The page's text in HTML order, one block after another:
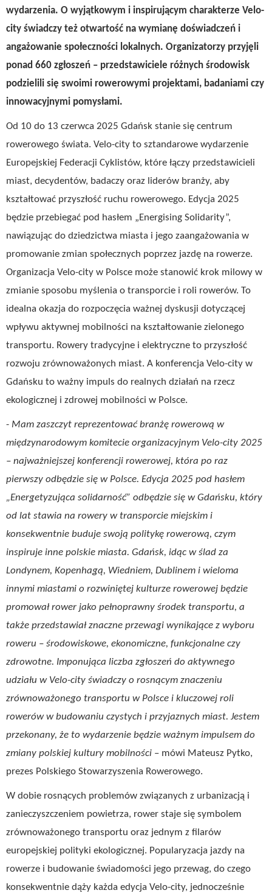
wydarzenia. O wyjątkowym i inspirującym charakterze Velo-
city świadczy też otwartość na wymianę doświadczeń i
angażowanie społeczności lokalnych. Organizatorzy przyjęli
ponad 660 zgłoszeń – przedstawiciele różnych środowisk
podzielili się swoimi rowerowymi projektami, badaniami czy
innowacyjnymi pomysłami.
Od 10 do 13 czerwca 2025 Gdańsk stanie się centrum
rowerowego świata. Velo-city to sztandarowe wydarzenie
Europejskiej Federacji Cyklistów, które łączy przedstawicieli
miast, decydentów, badaczy oraz liderów branży, aby
kształtować przyszłość ruchu rowerowego. Edycja 2025
będzie przebiegać pod hasłem „Energising Solidarity”,
nawiązując do dziedzictwa miasta i jego zaangażowania w
promowanie zmian społecznych poprzez jazdę na rowerze.
Organizacja Velo-city w Polsce może stanowić krok milowy w
zmianie sposobu myślenia o transporcie i roli rowerów. To
idealna okazja do rozpoczęcia ważnej dyskusji dotyczącej
wpływu aktywnej mobilności na kształtowanie zielonego
transportu. Rowery tradycyjne i elektryczne to przyszłość
rozwoju zrównoważonych miast. A konferencja Velo-city w
Gdańsku to ważny impuls do realnych działań na rzecz
ekologicznej i zdrowej mobilności w Polsce.
- Mam zaszczyt reprezentować branżę rowerową w
międzynarodowym komitecie organizacyjnym Velo-city 2025
– najważniejszej konferencji rowerowej, która po raz
pierwszy odbędzie się w Polsce. Edycja 2025 pod hasłem
„Energetyzująca solidarność” odbędzie się w Gdańsku, który
od lat stawia na rowery w transporcie miejskim i
konsekwentnie buduje swoją politykę rowerową, czym
inspiruje inne polskie miasta. Gdańsk, idąc w ślad za
Londynem, Kopenhagą, Wiedniem, Dublinem i wieloma
innymi miastami o rozwiniętej kulturze rowerowej będzie
promował rower jako pełnoprawny środek transportu, a
także przedstawiał znaczne przewagi wynikające z wyboru
roweru – środowiskowe, ekonomiczne, funkcjonalne czy
zdrowotne. Imponująca liczba zgłoszeń do aktywnego
udziału w Velo-city świadczy o rosnącym znaczeniu
zrównoważonego transportu w Polsce i kluczowej roli
rowerów w budowaniu czystych i przyjaznych miast. Jestem
przekonany, że to wydarzenie będzie ważnym impulsem do
zmiany polskiej kultury mobilności – mówi Mateusz Pytko,
prezes Polskiego Stowarzyszenia Rowerowego.
W dobie rosnących problemów związanych z urbanizacją i
zanieczyszczeniem powietrza, rower staje się symbolem
zrównoważonego transportu oraz jednym z filarów
europejskiej polityki ekologicznej. Popularyzacja jazdy na
rowerze i budowanie świadomości jego przewag, do czego
konsekwentnie dąży każda edycja Velo-city, jednocześnie